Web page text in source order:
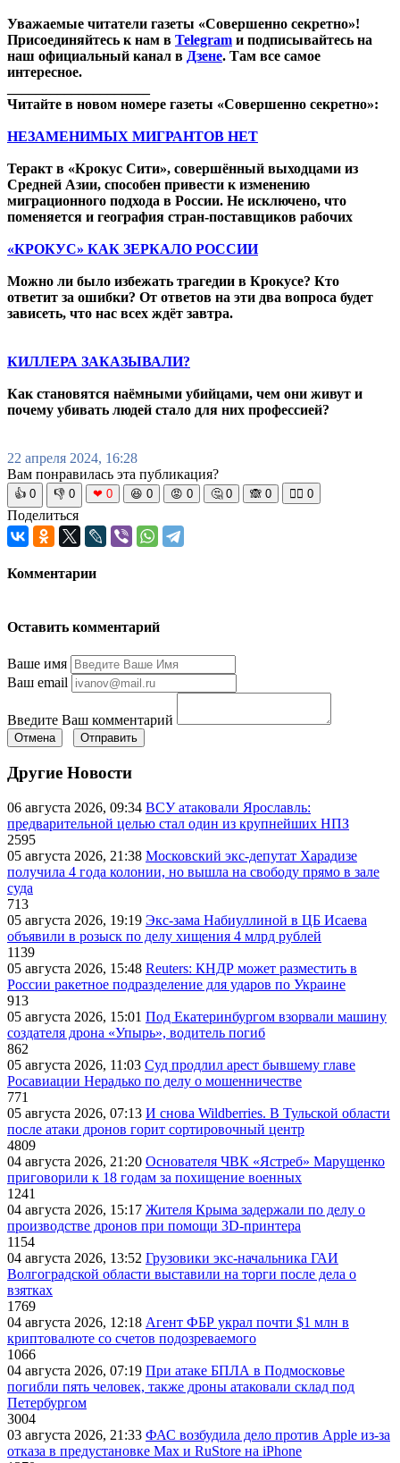
Уважаемые читатели газеты «Совершенно секретно»!
Присоединяйтесь к нам в Telegram и подписывайтесь на
наш официальный канал в Дзене. Там все самое
интересное.
Читайте в новом номере газеты «Совершенно секретно»:
НЕЗАМЕНИМЫХ МИГРАНТОВ НЕТ
Теракт в «Крокус Сити», совершённый выходцами из
Средней Азии, способен привести к изменению
миграционного подхода в России. Не исключено, что
поменяется и география стран-поставщиков рабочих
«КРОКУС» КАК ЗЕРКАЛО РОССИИ
Можно ли было избежать трагедии в Крокусе? Кто
ответит за ошибки? От ответов на эти два вопроса будет
зависеть, что нас всех ждёт завтра.
КИЛЛЕРА ЗАКАЗЫВАЛИ?
Как становятся наёмными убийцами, чем они живут и
почему убивать людей стало для них профессией?
22 апреля 2024, 16:28
Вам понравилась эта публикация?
👍 0 👎 0 ❤ 0 😆 0 😡 0 🤔 0 🙈 0 🧘‍♀️ 0
Поделиться
Комментарии
Оставить комментарий
Ваше имя
Ваш email
Введите Ваш комментарий
Отмена Отправить
Другие Новости
06 августа 2026, 09:34 ВСУ атаковали Ярославль:
предварительной целью стал один из крупнейших НПЗ
2595
05 августа 2026, 21:38 Московский экс-депутат Харадизе
получила 4 года колонии, но вышла на свободу прямо в зале
суда
713
05 августа 2026, 19:19 Экс-зама Набиуллиной в ЦБ Исаева
объявили в розыск по делу хищения 4 млрд рублей
1139
05 августа 2026, 15:48 Reuters: КНДР может разместить в
России ракетное подразделение для ударов по Украине
913
05 августа 2026, 15:01 Под Екатеринбургом взорвали машину
создателя дрона «Упырь», водитель погиб
862
05 августа 2026, 11:03 Суд продлил арест бывшему главе
Росавиации Нерадько по делу о мошенничестве
771
05 августа 2026, 07:13 И снова Wildberries. В Тульской области
после атаки дронов горит сортировочный центр
4809
04 августа 2026, 21:20 Основателя ЧВК «Ястреб» Марущенко
приговорили к 18 годам за похищение военных
1241
04 августа 2026, 15:17 Жителя Крыма задержали по делу о
производстве дронов при помощи 3D‑принтера
1154
04 августа 2026, 13:52 Грузовики экс-начальника ГАИ
Волгоградской области выставили на торги после дела о
взятках
1769
04 августа 2026, 12:18 Агент ФБР украл почти $1 млн в
криптовалюте со счетов подозреваемого
1066
04 августа 2026, 07:19 При атаке БПЛА в Подмосковье
погибли пять человек, также дроны атаковали склад под
Петербургом
3004
03 августа 2026, 21:33 ФАС возбудила дело против Apple из-за
отказа в предустановке Max и RuStore на iPhone